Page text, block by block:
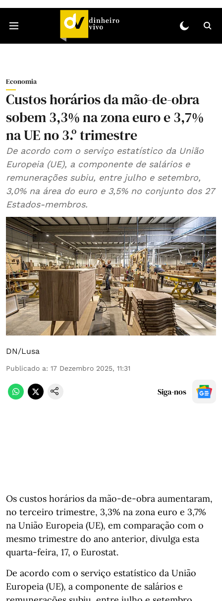
Economia
Custos horários da mão-de-obra
sobem 3,3% na zona euro e 3,7%
na UE no 3.º trimestre
De acordo com o serviço estatístico da União
Europeia (UE), a componente de salários e
remunerações subiu, entre julho e setembro,
3,0% na área do euro e 3,5% no conjunto dos 27
Estados-membros.
DN/Lusa
Publicado a: 17 Dezembro 2025, 11:31
Siga-nos
Os custos horários da mão-de-obra aumentaram,
no terceiro trimestre, 3,3% na zona euro e 3,7%
na União Europeia (UE), em comparação com o
mesmo trimestre do ano anterior, divulga esta
quarta-feira, 17, o Eurostat.
De acordo com o serviço estatístico da União
Europeia (UE), a componente de salários e